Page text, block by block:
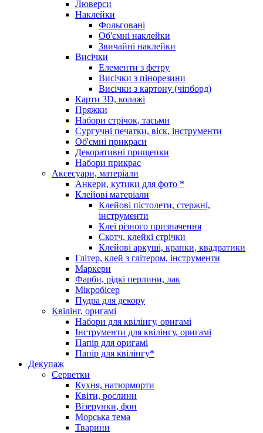
Люверси
Наклейки
Фольговані
Об'ємні наклейки
Звичайні наклейки
Висічки
Елементи з фетру
Висічки з пінорезини
Висічки з картону (чіпборд)
Карти 3D, колажі
Пряжки
Набори стрічок, тасьми
Сургучні печатки, віск, інструменти
Об'ємні прикраси
Декоративні прищепки
Набори прикрас
Аксесуари, матеріали
Анкери, кутики для фото *
Клейові матеріали
Клейові пістолети, стержні,
інструменти
Клеї різного призначення
Скотч, клейкі стрічки
Клейові аркуші, крапки, квадратики
Глітер, клей з глітером, інструменти
Маркери
Фарби, рідкі перлини, лак
Мікробісер
Пудра для декору
Квілінг, оригамі
Набори для квілінгу, оригамі
Інструменти для квілінгу, оригамі
Папір для оригамі
Папір для квілінгу*
Декупаж
Серветки
Кухня, натюрморти
Квіти, рослини
Візерунки, фон
Морська тема
Тварини